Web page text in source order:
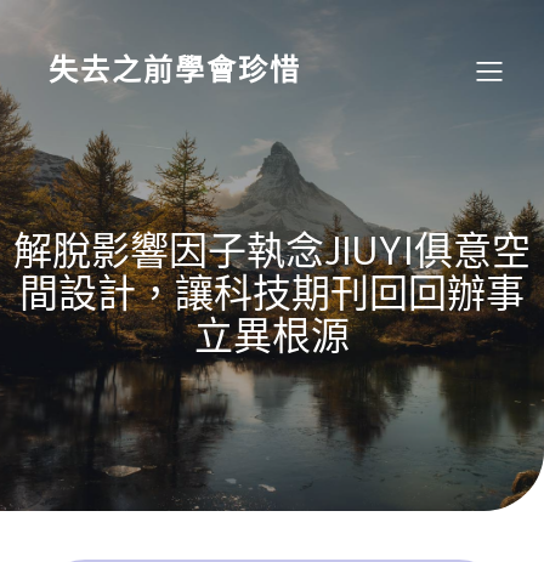
content
失去之前學會珍惜
解脫影響因子執念JIUYI俱意空
間設計，讓科技期刊回回辦事
立異根源